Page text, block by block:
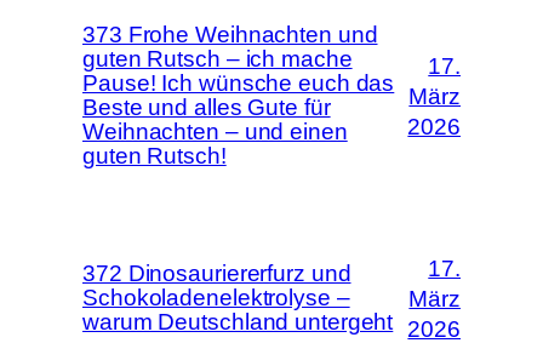
373 Frohe Weihnachten und
guten Rutsch – ich mache
Pause! Ich wünsche euch das
Beste und alles Gute für
Weihnachten – und einen
guten Rutsch!
17.
März
2026
372 Dinosauriererfurz und
Schokoladenelektrolyse –
warum Deutschland untergeht
17.
März
2026